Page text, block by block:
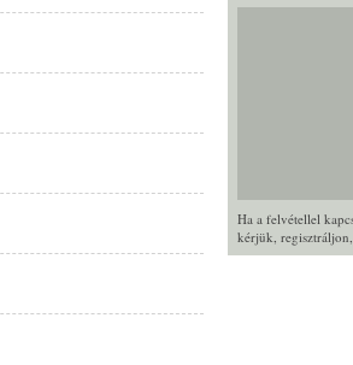
Ha a felvétellel
kérjük, regisztráljon